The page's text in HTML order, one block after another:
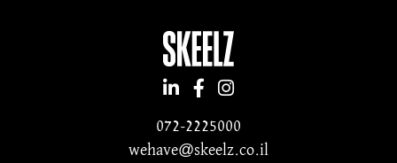
072-2225000
wehave@skeelz.co.il